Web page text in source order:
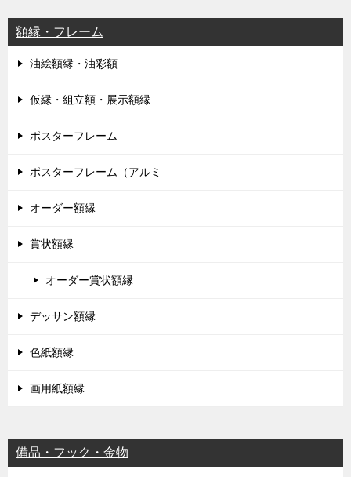
額縁・フレーム
油絵額縁・油彩額
仮縁・組立額・展示額縁
ポスターフレーム
ポスターフレーム（アルミ
オーダー額縁
賞状額縁
オーダー賞状額縁
デッサン額縁
色紙額縁
画用紙額縁
備品・フック・金物